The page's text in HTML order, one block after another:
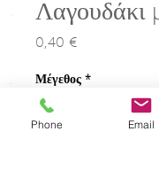
Λαγουδάκι
0,40 €Τιμή
Μέγεθος *
Phone Email